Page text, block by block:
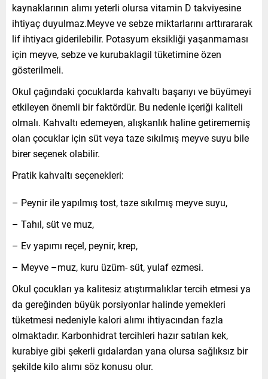
kaynaklarının alımı yeterli olursa vitamin D takviyesine
ihtiyaç duyulmaz.Meyve ve sebze miktarlarını arttırararak
lif ihtiyacı giderilebilir. Potasyum eksikliği yaşanmaması
için meyve, sebze ve kurubaklagil tüketimine özen
gösterilmeli.
Okul çağındaki çocuklarda kahvaltı başarıyı ve büyümeyi
etkileyen önemli bir faktördür. Bu nedenle içeriği kaliteli
olmalı. Kahvaltı edemeyen, alışkanlık haline getirememiş
olan çocuklar için süt veya taze sıkılmış meyve suyu bile
birer seçenek olabilir.
Pratik kahvaltı seçenekleri:
– Peynir ile yapılmış tost, taze sıkılmış meyve suyu,
– Tahıl, süt ve muz,
– Ev yapımı reçel, peynir, krep,
– Meyve –muz, kuru üzüm- süt, yulaf ezmesi.
Okul çocukları ya kalitesiz atıştırmalıklar tercih etmesi ya
da gereğinden büyük porsiyonlar halinde yemekleri
tüketmesi nedeniyle kalori alımı ihtiyacından fazla
olmaktadır. Karbonhidrat tercihleri hazır satılan kek,
kurabiye gibi şekerli gıdalardan yana olursa sağlıksız bir
şekilde kilo alımı söz konusu olur.